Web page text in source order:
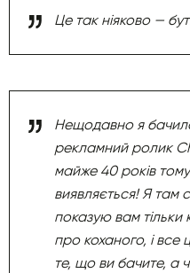
Це так ніяково —
Нещодавно я
рекламний ролик
майже 40 років
виявляється! Я там
показую вам тільки
про коханого, і все
те, що ви бачите, а